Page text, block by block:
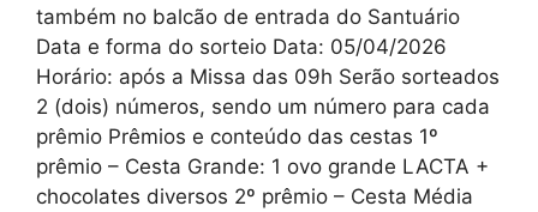
também no balcão de entrada do Santuário
Data e forma do sorteio Data: 05/04/2026
Horário: após a Missa das 09h Serão sorteados
2 (dois) números, sendo um número para cada
prêmio Prêmios e conteúdo das cestas 1º
prêmio – Cesta Grande: 1 ovo grande LACTA +
chocolates diversos 2º prêmio – Cesta Média